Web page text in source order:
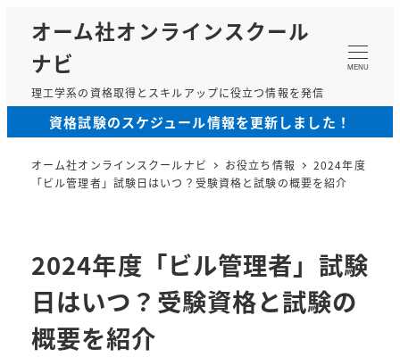
ン
オーム社オンラインスクール
ナビ
理工学系の資格取得とスキルアップに役立つ情報を発信
MENU
資格試験のスケジュール情報を更新しました！
オーム社オンラインスクールナビ お役立ち情報
2024年度
「ビル管理者」試験日はいつ？受験資格と試験の概要を紹介
2024年度「ビル管理者」試験
日はいつ？受験資格と試験の
概要を紹介